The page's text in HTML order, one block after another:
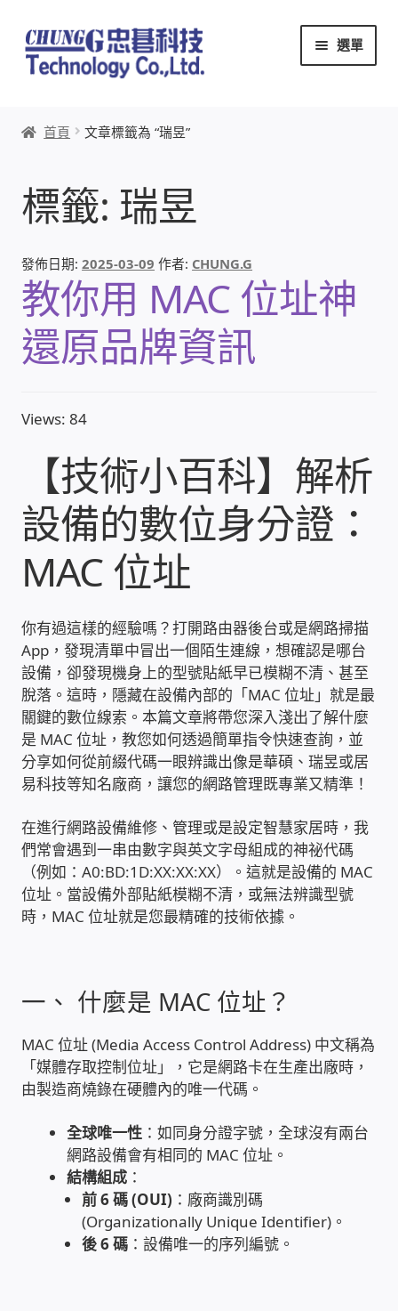
跳
至
導
列
跳
至
主
內
選單
本站文章導覽
創辦人:林慶忠
頭份獅子會
照片紀實影音
儀器設備
網路建置規劃維修-實績案例
弱電工程-實績案例
插卡計費
監視器安裝維修-實績案例
自動控制PLC專案設計-實績案例
雲端儲值型電表
電子鎖安裝-實績案例
徵 伙伴
公益贊助、社會貢獻
聯盟合作包商
家庭水電修繕
首頁 文章標籤為 “瑞昱”
標籤: 瑞昱
發佈日期:2025-03-09 作者: CHUNG.G
教你用 MAC 位址神
還原品牌資訊
Views: 84
【技術小百科】解析
設備的數位身分證：
MAC 位址
你有過這樣的經驗嗎？打開路由器後台或是網路掃描
App，發現清單中冒出一個陌生連線，想確認是哪台
設備，卻發現機身上的型號貼紙早已模糊不清、甚至
脫落。這時，隱藏在設備內部的「MAC 位址」就是最
關鍵的數位線索。本篇文章將帶您深入淺出了解什麼
是 MAC 位址，教您如何透過簡單指令快速查詢，並
分享如何從前綴代碼一眼辨識出像是華碩、瑞昱或居
易科技等知名廠商，讓您的網路管理既專業又精準！
在進行網路設備維修、管理或是設定智慧家居時，我
們常會遇到一串由數字與英文字母組成的神祕代碼
（例如：A0:BD:1D:XX:XX:XX）。這就是設備的 MAC
位址。當設備外部貼紙模糊不清，或無法辨識型號
時，MAC 位址就是您最精確的技術依據。
一、 什麼是 MAC 位址？
MAC 位址 (Media Access Control Address) 中文稱為
「媒體存取控制位址」，它是網路卡在生產出廠時，
由製造商燒錄在硬體內的唯一代碼。
全球唯一性 ：如同身分證字號，全球沒有兩台
網路設備會有相同的 MAC 位址。
結構組成 ：
前 6 碼 (OUI) ：廠商識別碼
(Organizationally Unique Identifier)。
後 6 碼 ：設備唯一的序列編號。